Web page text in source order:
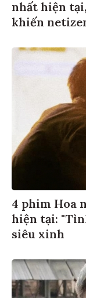
nhất hiện
khiến
4 phim Hoa
hiện tại:
siêu xinh